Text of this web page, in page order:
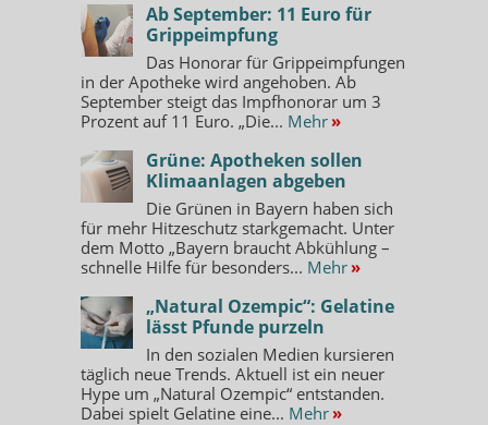
Ab September: 11 Euro für
Grippeimpfung
Das Honorar für Grippeimpfungen
in der Apotheke wird angehoben. Ab
September steigt das Impfhonorar um 3
Prozent auf 11 Euro. „Die... Mehr »
Grüne: Apotheken sollen
Klimaanlagen abgeben
Die Grünen in Bayern haben sich
für mehr Hitzeschutz starkgemacht. Unter
dem Motto „Bayern braucht Abkühlung –
schnelle Hilfe für besonders... Mehr »
„Natural Ozempic“: Gelatine
lässt Pfunde purzeln
In den sozialen Medien kursieren
täglich neue Trends. Aktuell ist ein neuer
Hype um „Natural Ozempic“ entstanden.
Dabei spielt Gelatine eine... Mehr »